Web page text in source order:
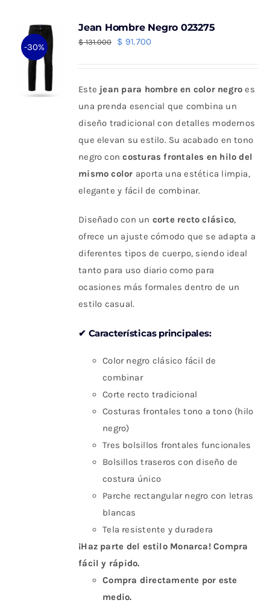
-30%
Jean Hombre Negro 023275
$131.000
El
era:
$ 131.000.
$ 91.700
es:
$ 91.700.
Este jean para hombre en color negro es
una prenda esencial que combina un
diseño tradicional con detalles modernos
que elevan su estilo. Su acabado en tono
negro concosturas frontales en hilo del
mismo color aporta una estética limpia,
elegante y fácil de combinar.
Diseñado con un corte recto clásico,
ofrece un ajuste cómodo que se adapta a
diferentes tipos de cuerpo, siendo ideal
tanto para uso diario como para
ocasiones más formales dentro de un
estilo casual.
✔ Características principales:
Color negro clásico fácil de
combinar
Corte recto tradicional
Costuras frontales tono a tono (hilo
negro)
Tres bolsillos frontales funcionales
Bolsillos traseros con diseño de
costura único
Parche rectangular negro con letras
blancas
Tela resistente y duradera
¡Haz parte del estilo Monarca! Compra
fácil y rápido.
Compra directamente por este
medio.